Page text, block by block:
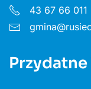
43 67 66 011